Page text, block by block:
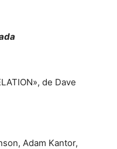
de Dave
Adam Kantor,